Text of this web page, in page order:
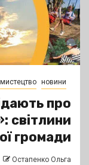
мистецтво новини
про
світлини
громади
Остапенко Ольга